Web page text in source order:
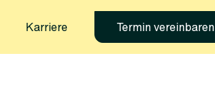
Karriere Termin vereinbaren